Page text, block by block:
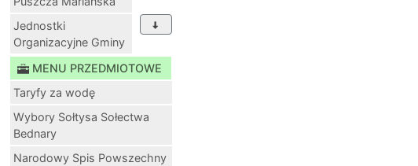
Jednostki
Organizacyjne Gminy
MENU PRZEDMIOTOWE
Taryfy za wodę
Wybory Sołtysa Sołectwa
Bednary
Narodowy Spis Powszechny